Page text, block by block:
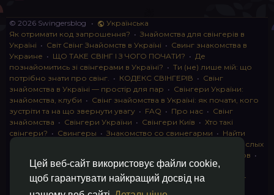
Цей веб-сайт використовує файли cookie,
щоб гарантувати найкращий досвід на
© 2026 Swingersblog •
Українська
Як отримати код запрошення? • Знайомства для свінгерів в
Україні • Світ Свінг Знайомств в Україні • Свинг знакомства в
Украине • ЩО ТАКЕ СВІНГ І З ЧОГО ПОЧАТИ? • Де
познайомитись зі свінгерами в Україні? • Ти (не) лише мій: що
потрібно знати про свінг. • КОДЕКС СВІНГЕРІВ • Свінг
знайомства в Україні — простір для пар • Свінгери України:
знайомства, клуби • Свінг знайомства в Україні: як почати, кого
зустріти та на що звернути увагу • FAQ • Про нас • Свінг
знайомства • Свінгери України • Свінгери Київ • Хто такі
свінгери? • Свингеры • Знакомство со свинегарми • Найти
instagram для взрослых
Клуб свингеров •
Конфіденційність• Правила• Партнерська програма
Свингеры •Свинг-пати•О свингерах откровенно
Свинг-
клуб: что это и как работает